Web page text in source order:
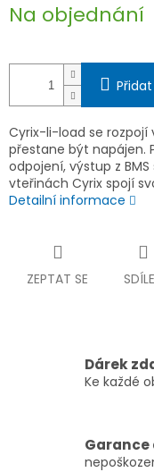
cena:
Na objednání
Cyrix-li-load se rozpojí
přestane být napájen.
odpojení, výstup z
vteřinách Cyrix spojí
Detailní informace
ZEPTAT SE
Dárek
Ke každé